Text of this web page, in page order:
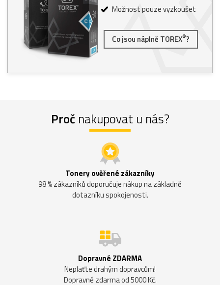
Možnost pouze vyzkoušet
Co jsou náplně TOREX®?
Proč nakupovat u nás?
Tonery ověřené zákazníky
98 % zákazníků doporučuje nákup na základně
dotazníku spokojenosti.
Dopravné ZDARMA
Neplaťte drahým dopravcům!
Dopravné zdarma od 5000 Kč.